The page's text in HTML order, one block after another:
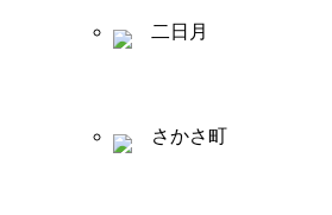
二日月
さかさ町